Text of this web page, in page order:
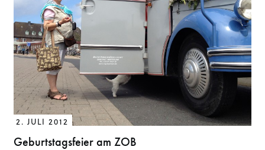
2. JULI 2012
Geburtstagsfeier am ZOB